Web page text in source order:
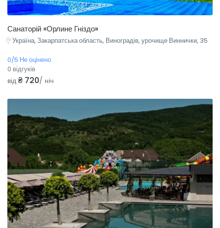
Санаторій «Орлине Гніздо»
Україна, Закарпатська область, Виноградів, урочище Виннички, 35
0/5 Не оцінено
0 відгуків
від ₴ 720/ ніч